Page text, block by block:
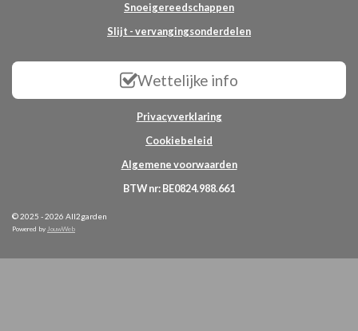
Snoeigereedschappen
Slijt - vervangingsonderdelen
Wettelijke info
Privacyverklaring
Cookiebeleid
Algemene voorwaarden
BTW nr: BE0824.988.661
© 2025 - 2026 All2garden
Powered by JouwWeb